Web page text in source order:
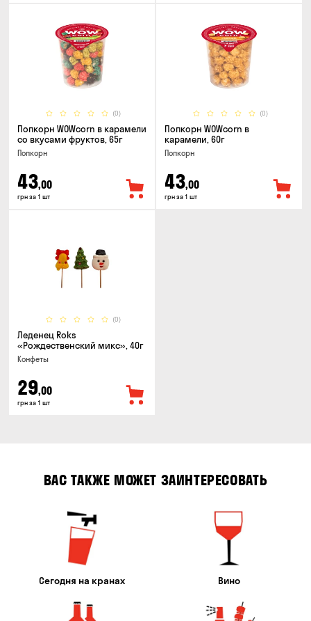
(0)
Попкорн WOWcorn в карамели
со вкусами фруктов, 65г
Попкорн
43,00
грн за 1 шт
(0)
Попкорн WOWcorn в
карамели, 60г
Попкорн
43,00
грн за 1 шт
(0)
Леденец Roks
«Рождественский микс», 40г
Конфеты
29,00
грн за 1 шт
ВАС ТАКЖЕ МОЖЕТ ЗАИНТЕРЕСОВАТЬ
Сегодня на кранах Вино